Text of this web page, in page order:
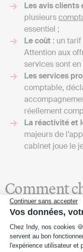
Continuer sans accepter
Vos données,
Plateforme de
Chez Indy, nos cookies
servent au bon
l'expérience utilisateur et
Les avis clients
plusieurs
essentiel ;
Le coût : un
Attention aux
services sont en
Les services
comptable,
réellement
La réactivité et
majeurs de
cabinet joue le
Comment
comptable
Étape 1 :